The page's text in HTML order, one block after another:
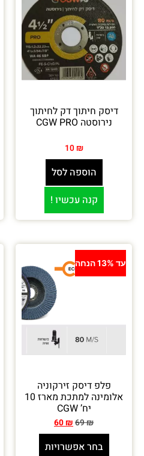
דיסק חיתוך דק לחיתוך
נירוסטה CGW PRO
10 ₪
הוספה לסל
קנה עכשיו !
עד 13% הנחה
פלפ דיסק זירקוניה
אלומינה למתכת מארז 10
יח’ CGW
69₪
60₪
בחר אפשרויות